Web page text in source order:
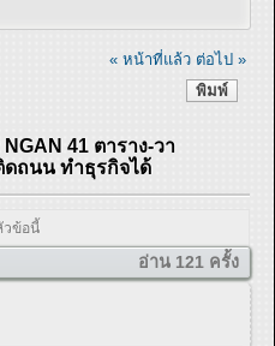
« หน้าที่แล้ว ต่อไป »
พิมพ์
41 ตาราง-วา
ดถนน ทำธุรกิจได้
วข้อนี้
อ่าน 121 ครั้ง